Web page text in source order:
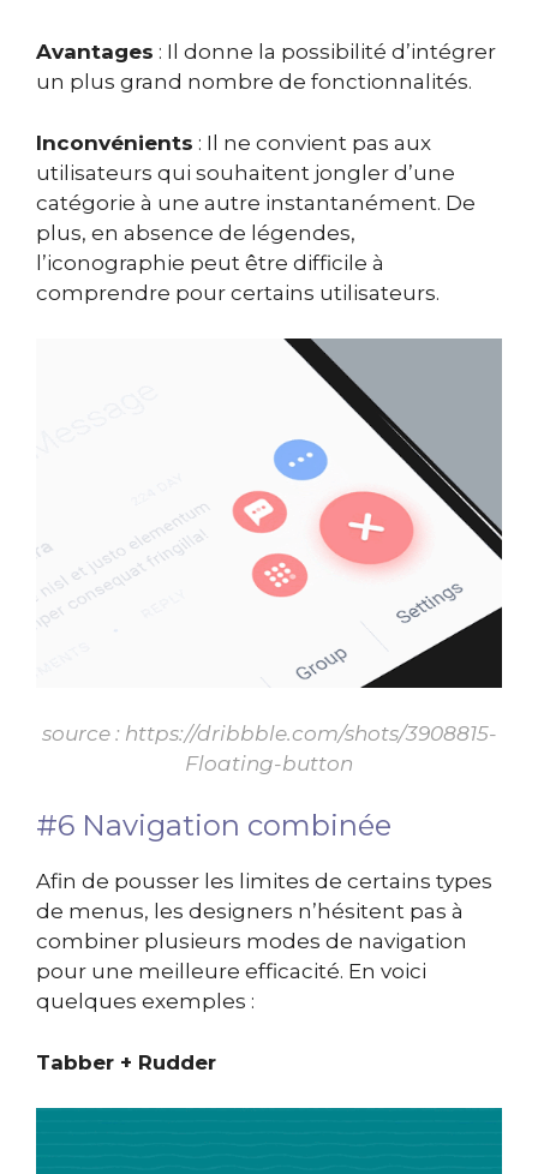
Avantages : Il donne la possibilité d’intégrer
un plus grand nombre de fonctionnalités.
Inconvénients : Il ne convient pas aux
utilisateurs qui souhaitent jongler d’une
catégorie à une autre instantanément. De
plus, en absence de légendes,
l’iconographie peut être difficile à
comprendre pour certains utilisateurs.
source : https://dribbble.com/shots/3908815-
Floating-button
#6 Navigation combinée
Afin de pousser les limites de certains types
de menus, les designers n’hésitent pas à
combiner plusieurs modes de navigation
pour une meilleure efficacité. En voici
quelques exemples :
Tabber + Rudder